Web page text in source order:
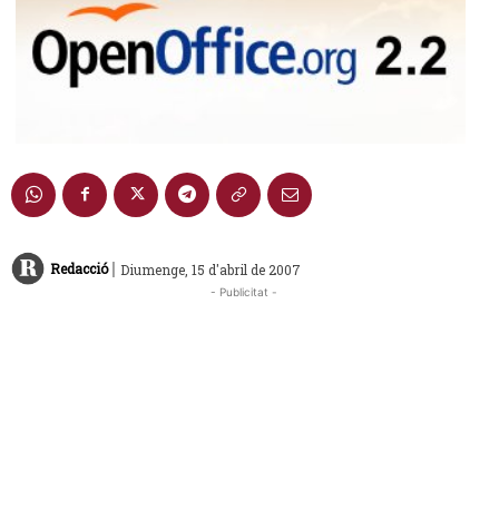
Redacció | Diumenge, 15 d'abril de 2007
- Publicitat -